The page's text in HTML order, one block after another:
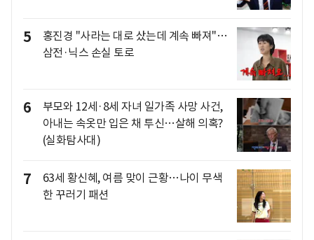
5
홍진경 "사라는 대로 샀는데 계속 빠져"…
삼전·닉스 손실 토로
6
부모와 12세·8세 자녀 일가족 사망 사건,
아내는 속옷만 입은 채 투신…살해 의혹?
(실화탐사대)
7
63세 황신혜, 여름 맞이 근황…나이 무색
한 꾸러기 패션